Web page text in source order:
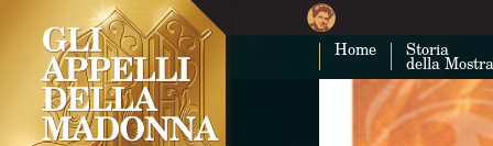
Home Storia
della Mostra